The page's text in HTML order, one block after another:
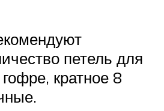
петель для
кратное 8